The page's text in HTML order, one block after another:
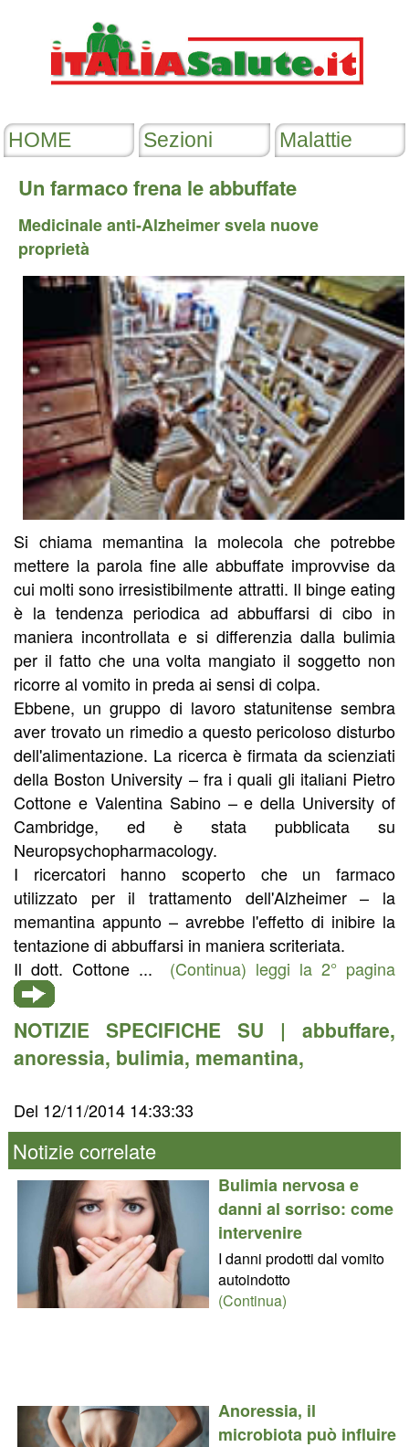
Un farmaco frena le abbuffate
Medicinale anti-Alzheimer svela nuove
proprietà
Si chiama memantina la molecola che potrebbe
mettere la parola fine alle abbuffate improvvise da
cui molti sono irresistibilmente attratti. Il binge eating
è la tendenza periodica ad abbuffarsi di cibo in
maniera incontrollata e si differenzia dalla bulimia
per il fatto che una volta mangiato il soggetto non
ricorre al vomito in preda ai sensi di colpa.
Ebbene, un gruppo di lavoro statunitense sembra
aver trovato un rimedio a questo pericoloso disturbo
dell'alimentazione. La ricerca è firmata da scienziati
della Boston University – fra i quali gli italiani Pietro
Cottone e Valentina Sabino – e della University of
Cambridge, ed è stata pubblicata su
Neuropsychopharmacology.
I ricercatori hanno scoperto che un farmaco
utilizzato per il trattamento dell'Alzheimer – la
memantina appunto – avrebbe l'effetto di inibire la
tentazione di abbuffarsi in maniera scriteriata.
Il dott. Cottone ... (Continua) leggi la 2° pagina
NOTIZIE SPECIFICHE SU | abbuffare,
anoressia, bulimia, memantina,
Del 12/11/2014 14:33:33
Notizie correlate
Bulimia nervosa e
danni al sorriso: come
intervenire
I danni prodotti dal vomito
autoindotto
(Continua)
Anoressia, il
microbiota può influire